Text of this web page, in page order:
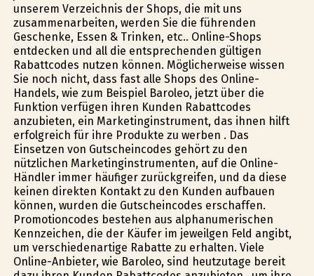
unserem Verzeichnis der Shops, die mit uns
zusammenarbeiten, werden Sie die führenden
Geschenke, Essen & Trinken, etc.. Online-Shops
entdecken und all die entsprechenden gültigen
Rabattcodes nutzen können. Möglicherweise wissen
Sie noch nicht, dass fast alle Shops des Online-
Handels, wie zum Beispiel Baroleo, jetzt über die
Funktion verfügen ihren Kunden Rabattcodes
anzubieten, ein Marketinginstrument, das ihnen hilft
erfolgreich für ihre Produkte zu werben . Das
Einsetzen von Gutscheincodes gehört zu den
nützlichen Marketinginstrumenten, auf die Online-
Händler immer häufiger zurückgreifen, und da diese
keinen direkten Kontakt zu den Kunden aufbauen
können, wurden die Gutscheincodes erschaffen.
Promotioncodes bestehen aus alphanumerischen
Kennzeichen, die der Käufer im jeweilgen Feld angibt,
um verschiedenartige Rabatte zu erhalten. Viele
Online-Anbieter, wie Baroleo, sind heutzutage bereit